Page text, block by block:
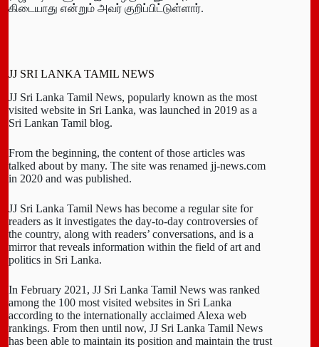
கிடையாது என்றும் அவர் குறிப்பிட்டுள்ளார்.
JJ SRI LANKA TAMIL NEWS
JJ Sri Lanka Tamil News, popularly known as the most
visited website in Sri Lanka, was launched in 2019 as a
Sri Lankan Tamil blog.
From the beginning, the content of those articles was
talked about by many. The site was renamed jj-news.com
in 2020 and was published.
JJ Sri Lanka Tamil News has become a regular site for
readers as it investigates the day-to-day controversies of
the country, along with readers’ conversations, and is a
mirror that reveals information within the field of art and
politics in Sri Lanka.
In February 2021, JJ Sri Lanka Tamil News was ranked
among the 100 most visited websites in Sri Lanka
according to the internationally acclaimed Alexa web
rankings. From then until now, JJ Sri Lanka Tamil News
has been able to maintain its position and maintain the trust